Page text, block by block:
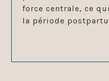
force centrale, ce
la période